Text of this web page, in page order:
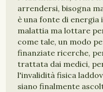
arrendersi, bisogna
è una fonte di
malattia ma lottare
come tale, un modo
finanziate ricerche,
trattata dai medici,
l'invalidità fisica
siano finalmente